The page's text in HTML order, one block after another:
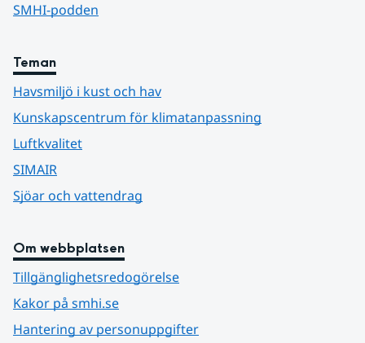
SMHI-podden
Teman
Havsmiljö i kust och hav
Kunskapscentrum för klimatanpassning
Luftkvalitet
SIMAIR
Sjöar och vattendrag
Om webbplatsen
Tillgänglighetsredogörelse
Kakor på smhi.se
Hantering av personuppgifter